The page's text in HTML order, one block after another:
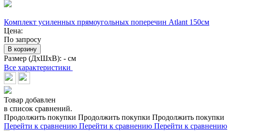
Комплект усиленных прямоугольных поперечин Atlant 150см
Цена:
По запросу
В корзину
Размер (ДхШхВ): - см
Все характеристики
Товар добавлен
в список сравнений.
Продолжить покупки Продолжить покупки Продолжить покупки
Перейти к сравнению Перейти к сравнению Перейти к сравнению